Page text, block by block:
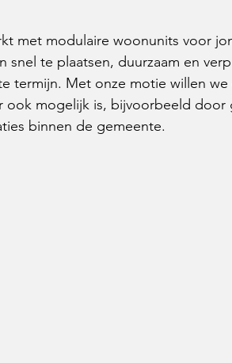
met modulaire woonunits voor
te plaatsen, duurzaam en
termijn. Met onze motie willen we
ook mogelijk is, bijvoorbeeld door
binnen de gemeente.